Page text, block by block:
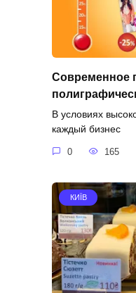
Современное
В условиях
каждый бизнес
0 165
КИЇВ